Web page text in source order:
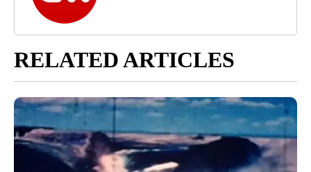
RELATED ARTICLES